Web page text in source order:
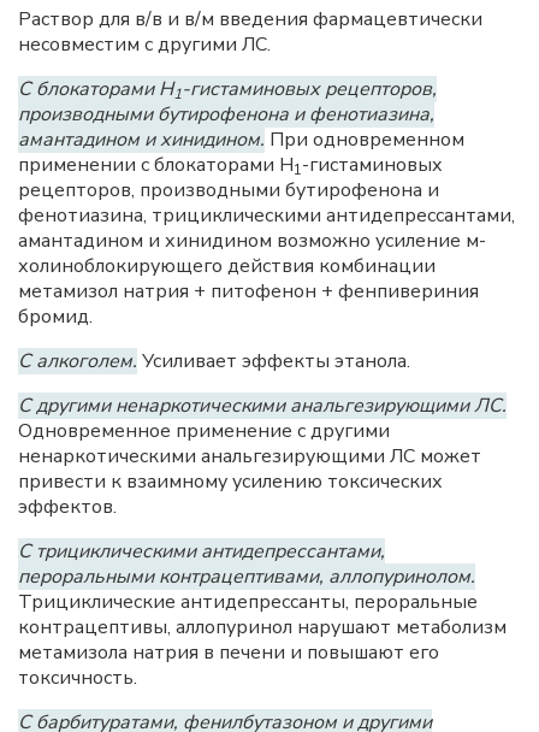
Раствор для в/в и в/м введения фармацевтически
несовместим с другими ЛС.
С блокаторами Н1-гистаминовых рецепторов,
производными бутирофенона и фенотиазина,
амантадином и хинидином. При одновременном
применении с блокаторами Н1-гистаминовых
рецепторов, производными бутирофенона и
фенотиазина, трициклическими антидепрессантами,
амантадином и хинидином возможно усиление м-
холиноблокирующего действия комбинации
метамизол натрия + питофенон + фенпивериния
бромид.
С алкоголем. Усиливает эффекты этанола.
С другими ненаркотическими анальгезирующими ЛС.
Одновременное применение с другими
ненаркотическими анальгезирующими ЛС может
привести к взаимному усилению токсических
эффектов.
С трициклическими антидепрессантами,
пероральными контрацептивами, аллопуринолом.
Трициклические антидепрессанты, пероральные
контрацептивы, аллопуринол нарушают метаболизм
метамизола натрия в печени и повышают его
токсичность.
С барбитуратами, фенилбутазоном и другими